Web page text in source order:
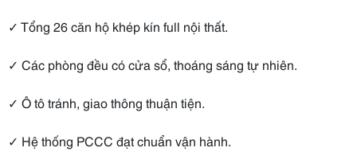
✓ Tổng 26 căn hộ khép kín full nội thất.
✓ Các phòng đều có cửa sổ, thoáng sáng tự nhiên.
✓ Ô tô tránh, giao thông thuận tiện.
✓ Hệ thống PCCC đạt chuẩn vận hành.